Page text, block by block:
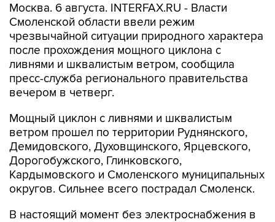
Москва. 6 августа. INTERFAX.RU - Власти
Смоленской области ввели режим
чрезвычайной ситуации природного характера
после прохождения мощного циклона с
ливнями и шквалистым ветром, сообщила
пресс-служба регионального правительства
вечером в четверг.
Мощный циклон с ливнями и шквалистым
ветром прошел по территории Руднянского,
Демидовского, Духовщинского, Ярцевского,
Дорогобужского, Глинковского,
Кардымовского и Смоленского муниципальных
округов. Сильнее всего пострадал Смоленск.
В настоящий момент без электроснабжения в